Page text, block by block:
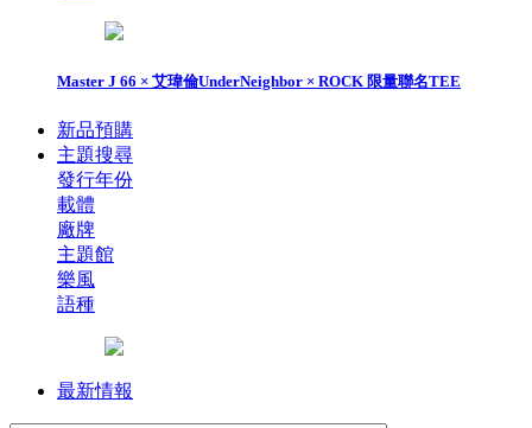
Master J 66 × 艾瑋倫UnderNeighbor × ROCK 限量聯名TEE
新品預購
主題搜尋
發行年份
載體
廠牌
主題館
樂風
語種
最新情報